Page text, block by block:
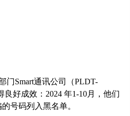
门Smart通讯公司（PLDT-
好成效：2024 年1-10月，他们
号码列入黑名单。